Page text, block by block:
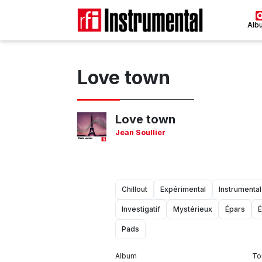
Love town
Love town
Jean Soullier
Chillout Expérimental Instrumental
Investigatif Mystérieux Épars
Pads
Album